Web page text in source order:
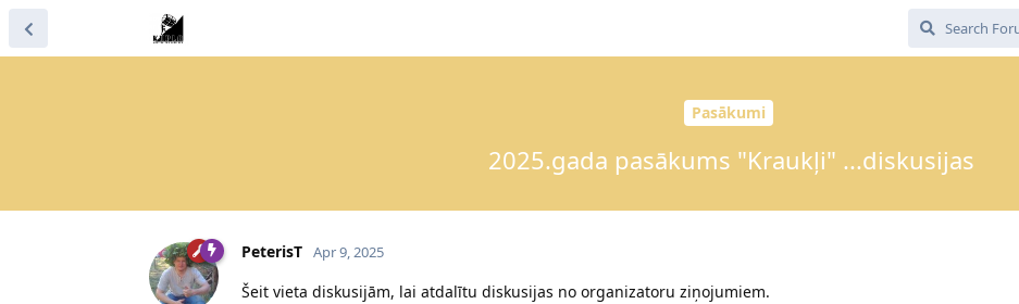
Pasākumi
2025.gada pasākums "Kraukļi" ...diskusijas
PeterisT Apr 9, 2025
Šeit vieta diskusijām, lai atdalītu diskusijas no organizatoru ziņojumiem.